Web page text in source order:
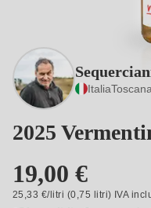
ItaliaToscana
2025
19,00 €
25,33 €/litri (0,75 litri) IVA